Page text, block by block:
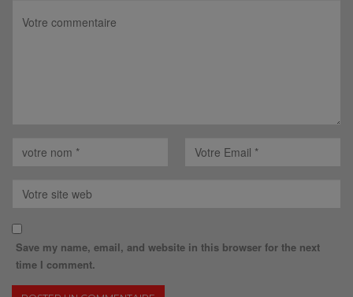
Save my name, email, and website in this browser for the next
time I comment.